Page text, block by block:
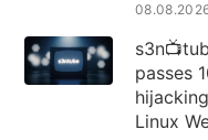
passes
Linux